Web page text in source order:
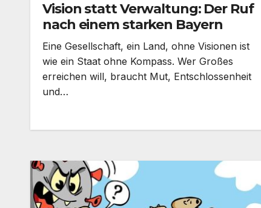
Vision statt Verwaltung: Der Ruf
nach einem starken Bayern
Eine Gesellschaft, ein Land, ohne Visionen ist
wie ein Staat ohne Kompass. Wer Großes
erreichen will, braucht Mut, Entschlossenheit
und…